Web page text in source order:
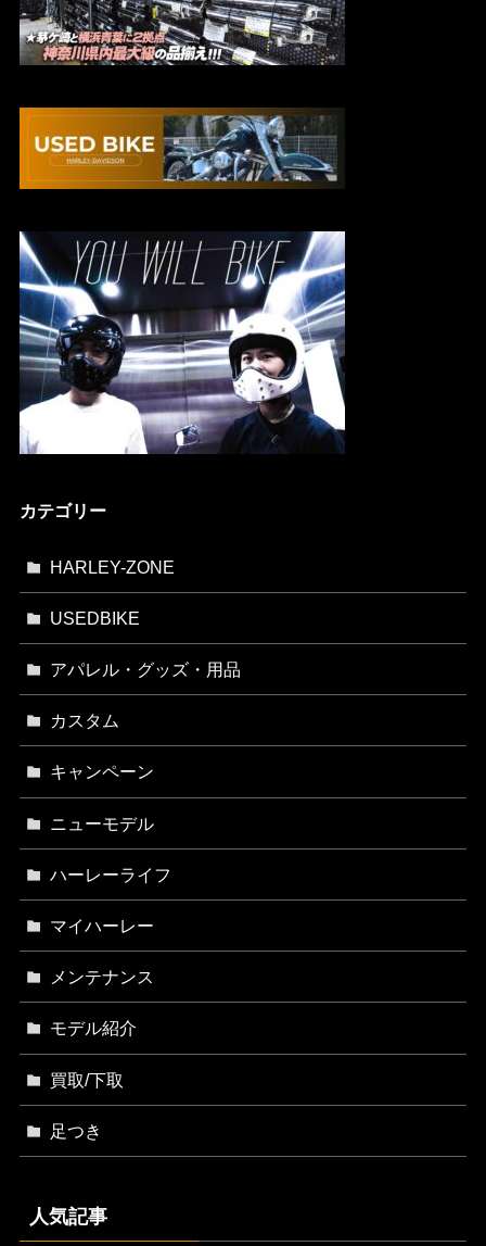
カテゴリー
HARLEY-ZONE
USEDBIKE
アパレル・グッズ・用品
カスタム
キャンペーン
ニューモデル
ハーレーライフ
マイハーレー
メンテナンス
モデル紹介
買取/下取
足つき
人気記事